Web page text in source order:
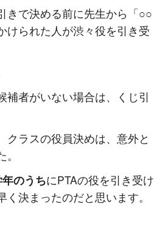
きで決める前に先生から「○○
けられた人が渋々役を引き受
補者がいない場合は、くじ引
ラスの役員決めは、意外と
のうちにPTAの役を引き受け
決まったのだと思います。